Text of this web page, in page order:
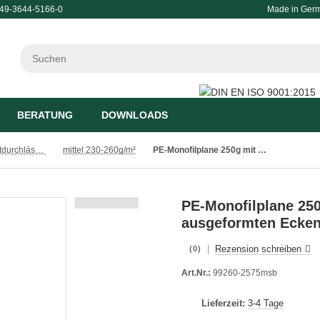
3644-5166-0 Made in
BERATUNG DOWNLOADS
Abdeckplanen luftdurchlässig mittel 230-260g/m² PE-Monofilplane 250g mit 2 eingenähten, verstärkten & ausgeformten Ecken, blau mit Seil 2.5x7.5m
PE-Monofilplane
ausgeformten
(0) Rezension schreiben
Art.Nr.: 99260-2575msb
Lieferzeit: 3-4 Tage